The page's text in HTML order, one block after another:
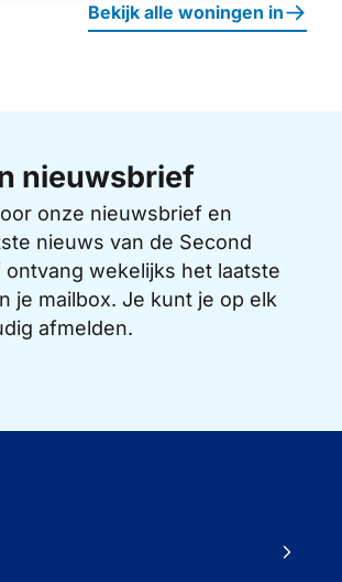
Bekijk alle woningen in
nieuwsbrief
onze nieuwsbrief en
nieuws van de Second
ontvang wekelijks het laatste
je mailbox. Je kunt je op elk
afmelden.